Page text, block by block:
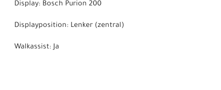
Display: Bosch Purion 200
Displayposition: Lenker (zentral)
Walkassist: Ja